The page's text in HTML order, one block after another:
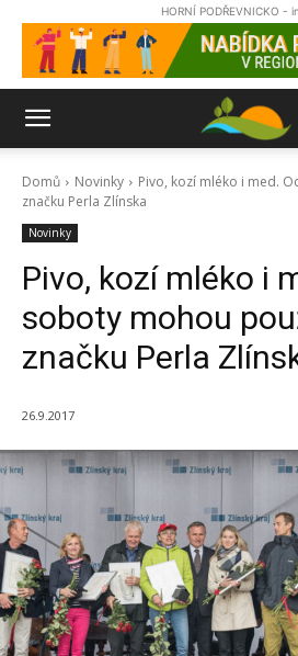
HORNÍ PODŘEVNICKO -
Domů Novinky
Pivo, kozí mléko i med.
značku Perla Zlínska
Novinky
Pivo, kozí mléko i
soboty mohou
značku Perla
26.9.2017